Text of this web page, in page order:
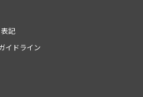
記
イドライン